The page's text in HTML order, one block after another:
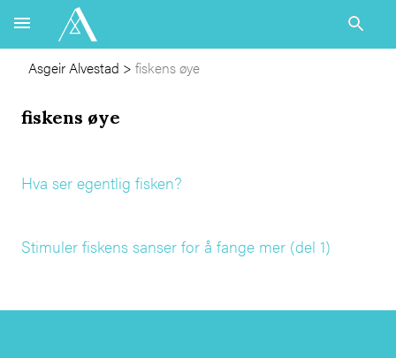
Asgeir Alvestad > fiskens øye
fiskens øye
Hva ser egentlig fisken?
Stimuler fiskens sanser for å fange mer (del 1)